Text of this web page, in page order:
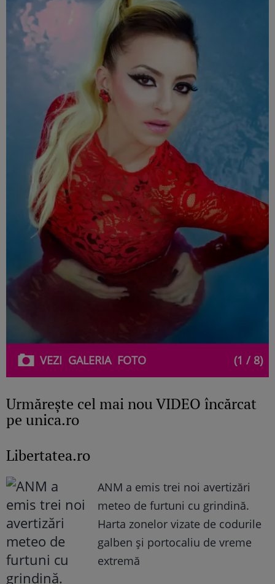
VEZI GALERIAFOTO (1 / 8)
Urmăreşte cel mai nou VIDEO încărcat
pe unica.ro
Libertatea.ro
ANM a emis trei noi avertizări
meteo de furtuni cu grindină.
Harta zonelor vizate de codurile
galben și portocaliu de vreme
extremă